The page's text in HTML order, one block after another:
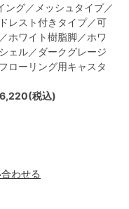
ング／メッシュタイプ／
レスト付きタイプ／可
ホワイト樹脂脚／ホワ
ェル／ダークグレージ
ローリング用キャスタ
税込)
わせる